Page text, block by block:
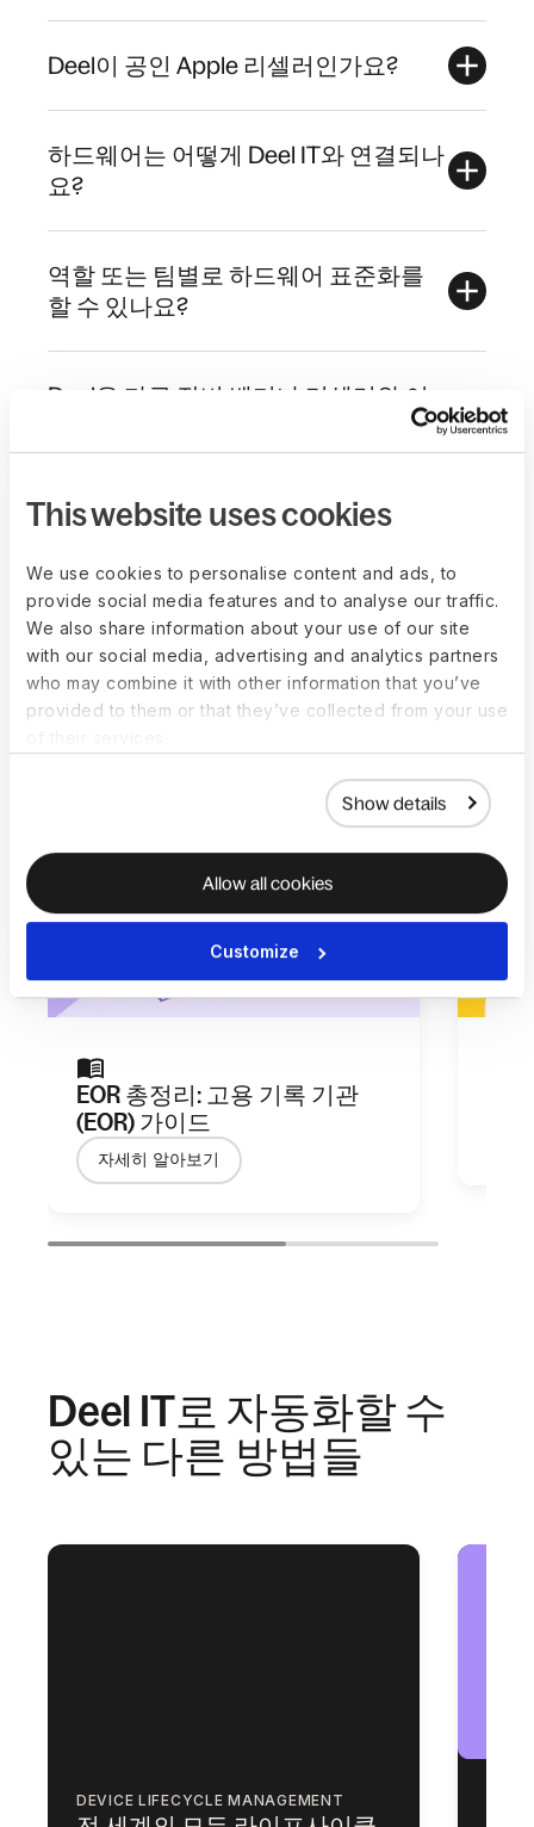
This website uses cookies
We use cookies to personalise content and ads, to
provide social media features and to analyse our traffic.
We also share information about your use of our site
with our social media, advertising and analytics partners
who may combine it with other information that you’ve
provided to them or that they’ve collected from your use
Show details
Allow all cookies
Customize
Deel이 공인 Apple 리셀러인가요?
하드웨어는 어떻게 Deel IT와 연결되나
요?
역할 또는 팀별로 하드웨어 표준화를
할 수 있나요?
Deel은 다른 장비 벤더나 리셀러와 어
시작을 돕는 자료
저희는 모든 규모의 기업을 위해 신중하게 제작된
따라하기 쉬운 가이드, 블로그, 웨비나 시리즈에 전
문 지식을 담았습니다.
EOR 총정리: 고용 기록 기관
(EOR) 가이드
자세히 알아보기
Deel IT로 자동화할 수
있는 다른 방법들
DEVICE LIFECYCLE MANAGEMENT